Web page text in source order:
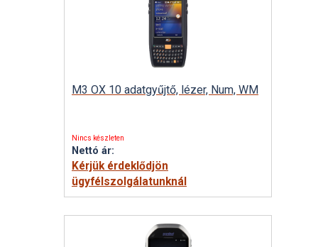
M3 OX 10 adatgyűjtő, lézer, Num, WM
Nincs készleten
Nettó ár:
Kérjük érdeklődjön
ügyfélszolgálatunknál